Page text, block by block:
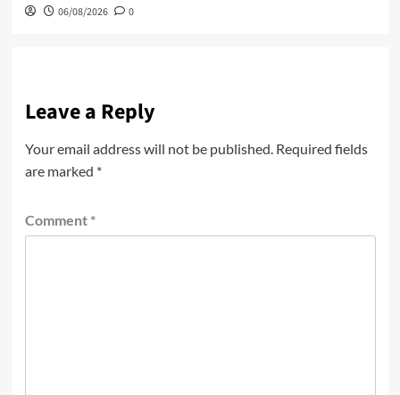
06/08/2026 0
Leave a Reply
Your email address will not be published. Required fields
are marked *
Comment *